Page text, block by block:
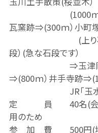
(1000ｍ）⇒宮
瓦窯跡⇒(300ｍ）小町
(上り石段＝約
段）(急な石段です）
⇒玉津岡神社⇒
⇒(800ｍ）井手寺跡
JR「玉水
定 員 40名(会員の
用のため
参 加 費 500円(地蔵